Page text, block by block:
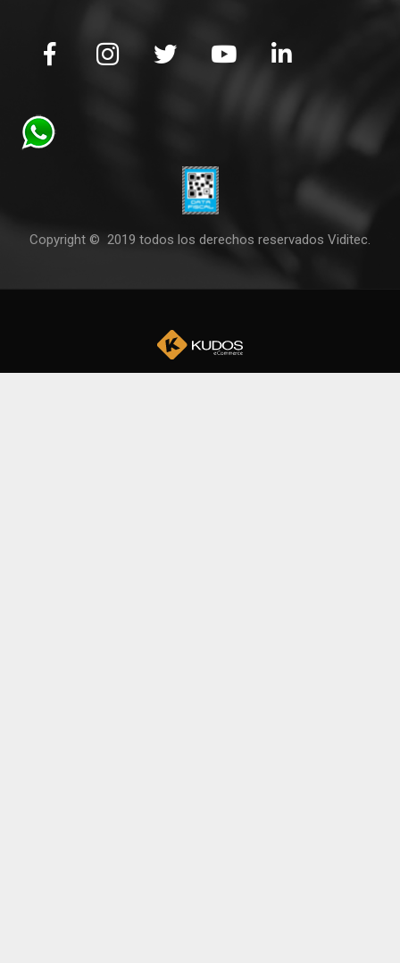
Copyright © 2019 todos los derechos reservados Viditec.